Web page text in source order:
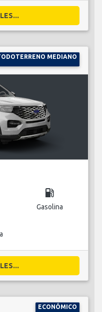
MEDIANO
local_gas_station
Gasolina
ECONÓMICO